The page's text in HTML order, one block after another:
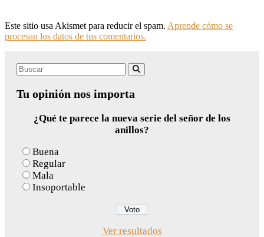
Este sitio usa Akismet para reducir el spam. Aprende cómo se
procesan los datos de tus comentarios.
Search
Tu opinión nos importa
¿Qué te parece la nueva serie del señor de los
anillos?
Buena
Regular
Mala
Insoportable
Ver resultados